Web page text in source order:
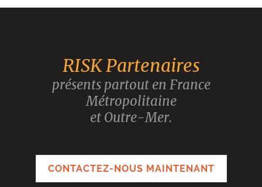
RISK Partenaires
présents partout en France
Métropolitaine
et Outre-Mer.
CONTACTEZ-NOUS MAINTENANT